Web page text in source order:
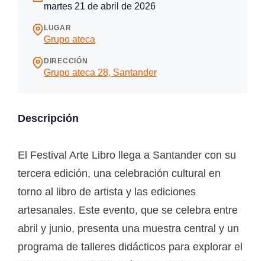
martes 21 de abril de 2026
LUGAR
Grupo ateca
DIRECCIÓN
Grupo ateca 28, Santander
Descripción
El Festival Arte Libro llega a Santander con su
tercera edición, una celebración cultural en
torno al libro de artista y las ediciones
artesanales. Este evento, que se celebra entre
abril y junio, presenta una muestra central y un
programa de talleres didácticos para explorar el